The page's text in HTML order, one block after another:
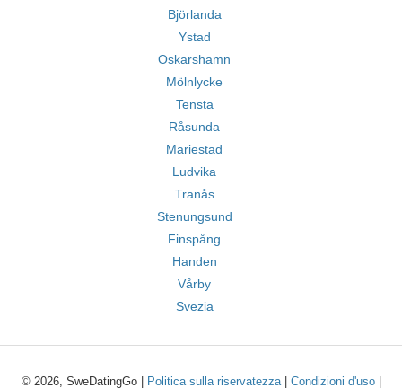
Björlanda
Ystad
Oskarshamn
Mölnlycke
Tensta
Råsunda
Mariestad
Ludvika
Tranås
Stenungsund
Finspång
Handen
Vårby
Svezia
© 2026, SweDatingGo | Politica sulla riservatezza| Condizioni d'uso|